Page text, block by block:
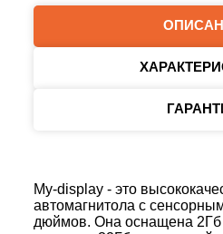
My-display - это
автомагнитола с
дюймов. Она оснащена 2Гб